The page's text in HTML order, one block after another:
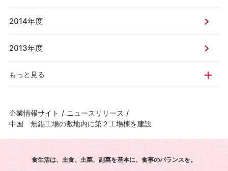
2014年度
2013年度
もっと見る
企業情報サイト / ニュースリリース /
中国 無錫工場の敷地内に第２工場棟を建設
食生活は、主食、主菜、副菜を基本に、食事のバランスを。